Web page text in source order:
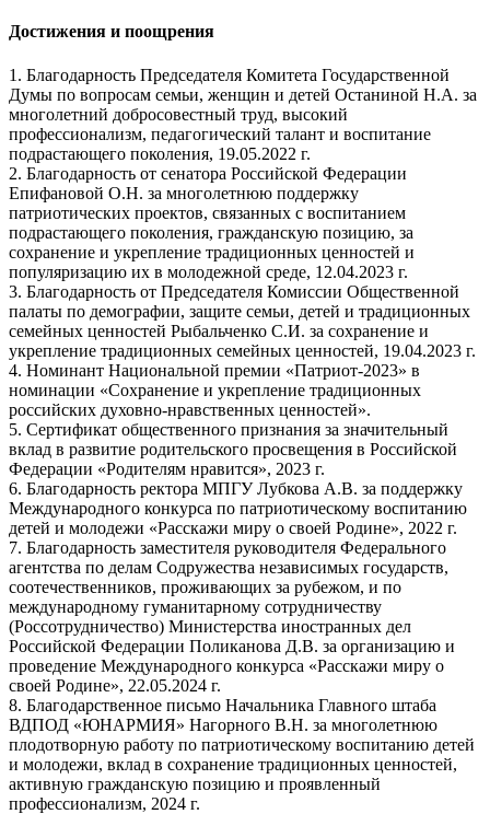
Достижения и поощрения
1. Благодарность Председателя Комитета Государственной
Думы по вопросам семьи, женщин и детей Останиной Н.А. за
многолетний добросовестный труд, высокий
профессионализм, педагогический талант и воспитание
подрастающего поколения, 19.05.2022 г.
2. Благодарность от сенатора Российской Федерации
Епифановой О.Н. за многолетнюю поддержку
патриотических проектов, связанных с воспитанием
подрастающего поколения, гражданскую позицию, за
сохранение и укрепление традиционных ценностей и
популяризацию их в молодежной среде, 12.04.2023 г.
3. Благодарность от Председателя Комиссии Общественной
палаты по демографии, защите семьи, детей и традиционных
семейных ценностей Рыбальченко С.И. за сохранение и
укрепление традиционных семейных ценностей, 19.04.2023 г.
4. Номинант Национальной премии «Патриот-2023» в
номинации «Сохранение и укрепление традиционных
российских духовно-нравственных ценностей».
5. Сертификат общественного признания за значительный
вклад в развитие родительского просвещения в Российской
Федерации «Родителям нравится», 2023 г.
6. Благодарность ректора МПГУ Лубкова А.В. за поддержку
Международного конкурса по патриотическому воспитанию
детей и молодежи «Расскажи миру о своей Родине», 2022 г.
7. Благодарность заместителя руководителя Федерального
агентства по делам Содружества независимых государств,
соотечественников, проживающих за рубежом, и по
международному гуманитарному сотрудничеству
(Россотрудничество) Министерства иностранных дел
Российской Федерации Поликанова Д.В. за организацию и
проведение Международного конкурса «Расскажи миру о
своей Родине», 22.05.2024 г.
8. Благодарственное письмо Начальника Главного штаба
ВДПОД «ЮНАРМИЯ» Нагорного В.Н. за многолетнюю
плодотворную работу по патриотическому воспитанию детей
и молодежи, вклад в сохранение традиционных ценностей,
активную гражданскую позицию и проявленный
профессионализм, 2024 г.